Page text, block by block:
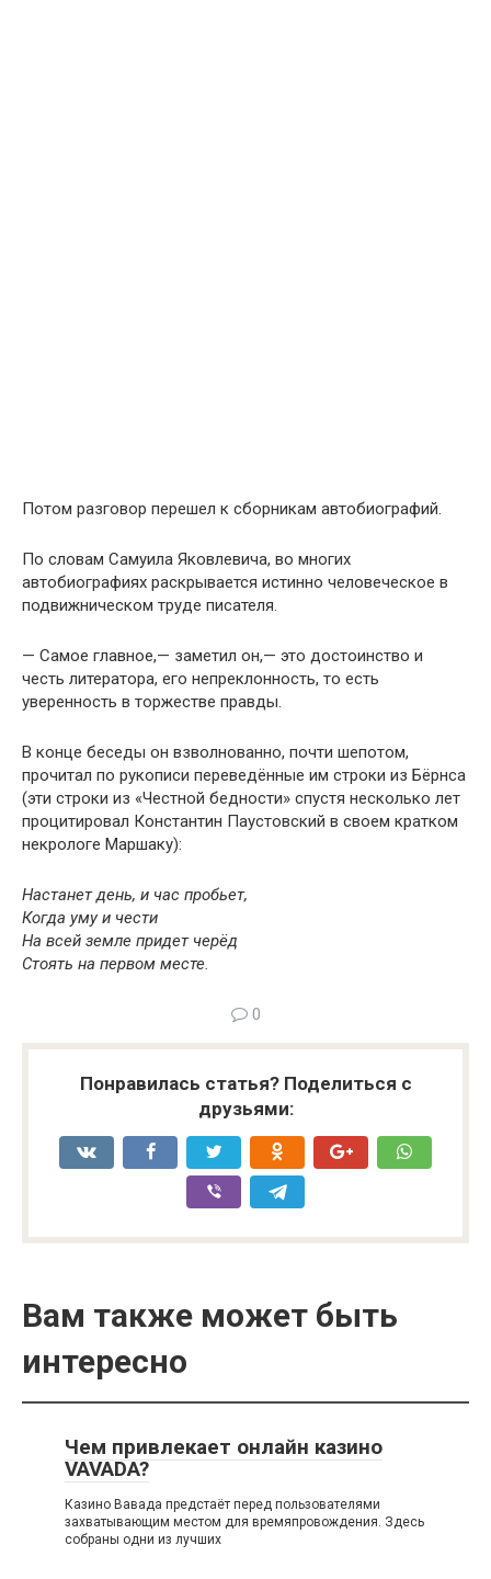
Потом разговор перешел к сборникам автобиографий.
По словам Самуила Яковлевича, во многих
автобиографиях раскрывается истинно человеческое в
подвижническом труде писателя.
— Самое главное,— заметил он,— это достоинство и
честь литератора, его непреклонность, то есть
уверенность в торжестве правды.
В конце беседы он взволнованно, почти шепотом,
прочитал по рукописи переведённые им строки из Бёрнса
(эти строки из «Честной бедности» спустя несколько лет
процитировал Константин Паустовский в своем кратком
некрологе Маршаку):
Настанет день, и час пробьет,
Когда уму и чести
На всей земле придет черёд
Стоять на первом месте.
0
Понравилась статья? Поделиться с
друзьями:
Вам также может быть
интересно
Чем привлекает онлайн казино
VAVADA?
Казино Вавада предстаёт перед пользователями
захватывающим местом для времяпровождения. Здесь
собраны одни из лучших